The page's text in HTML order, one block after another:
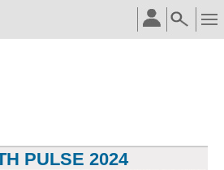
PULSE 2024